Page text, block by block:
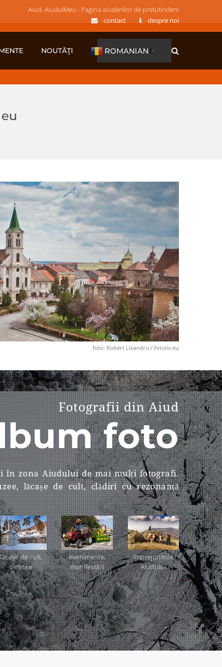
Aiud, AiudulMeu - Pagina aiudenilor de pretutindeni
contact
despre noi
NOUTĂŢI ROMANIAN ▼
descoperă
foto: Robert Lixandru / fotolix.eu
Fotografii din Aiud
foto
în zona Aiudului de mai mulți fotografi.
lăcașe de cult, clădiri cu rezonanţă
lăcaşe de cult,
cimitire
evenimente,
manifestări
împrejurimile
Aiudului